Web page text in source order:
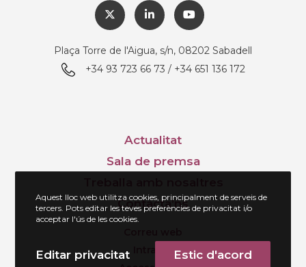
Plaça Torre de l'Aigua, s/n, 08202 Sabadell
+34 93 723 66 73 / +34 651 136 172
Actualitat
Sala de premsa
Contacta’ns
Aquest lloc web utilitza cookies, principalment de serveis de
tercers. Pots editar les teves preferències de privacitat i/o
acceptar l'ús de les cookies.
Editar privacitat Estic d'acord